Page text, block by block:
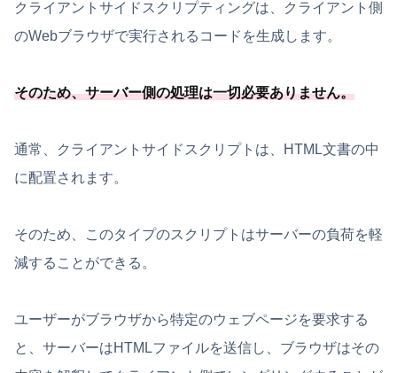
クライアントサイドスクリプティングは、クライアント側
のWebブラウザで実行されるコードを生成します。
そのため、サーバー側の処理は一切必要ありません。
通常、クライアントサイドスクリプトは、HTML文書の中
に配置されます。
そのため、このタイプのスクリプトはサーバーの負荷を軽
減することができる。
ユーザーがブラウザから特定のウェブページを要求する
と、サーバーはHTMLファイルを送信し、ブラウザはその